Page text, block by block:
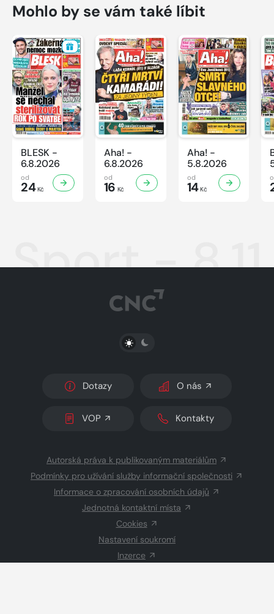
Mohlo by se vám také líbit
BLESK -
6.8.2026
od
24Kč
Aha! -
6.8.2026
od
16 Kč
Aha! -
5.8.2026
od
14Kč
Sport -
PŘEPNOUT SVĚTLÝ/TMAVÝ REŽIM
Dotazy O nás
VOP Kontakty
Autorská práva k publikovaným materiálům
Podmínky pro užívání služby informační společnosti
Informace o zpracování osobních údajů
Jednotná kontaktní místa
Cookies
Nastavení soukromí
Inzerce